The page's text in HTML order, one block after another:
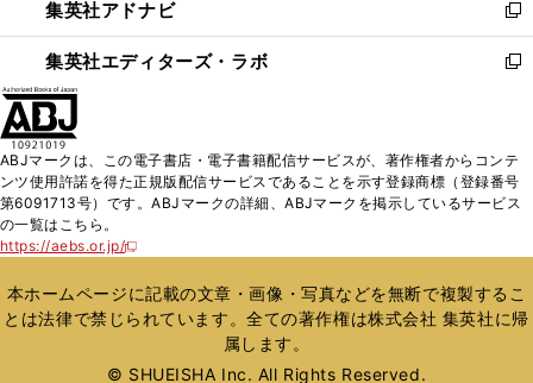
く
で
開
く
ド
ウ
で
ィ
ン
ド
く
集英社アドナビ
新
し
い
ド
ウ
で
集英社エディターズ・ラボ
新
ィ
ン
ド
開
く
ABJマークは、この電子書店・電子書籍配信サービスが、著作権者からコンテ
ンツ使用許諾を得た正規版配信サービスであることを示す登録商標（登録番号
第6091713号）です。ABJマークの詳細、ABJマークを掲示しているサービス
の一覧はこちら。
https://aebs.or.jp/
新
い
ウ
ィ
本ホームページに記載の文章・画像・写真などを無断で複製するこ
とは法律で禁じられています。全ての著作権は株式会社 集英社に帰
属します。
© SHUEISHA Inc. All Rights Reserved.